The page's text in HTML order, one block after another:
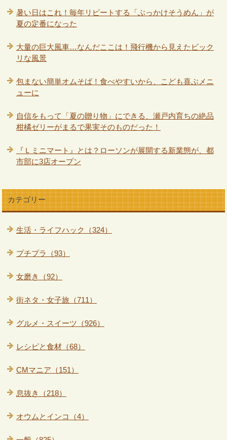
暑い日はこれ！毎年リピートする「ぶっかけそうめん」が
夏の定番になった
大量の巨大風車…なんだここは！飛行機から見えたビック
リな風景
包まない簡単オムそば！食べやすいから、こども喜ぶメニ
ューに
自信をもって「夏の贈り物」にできる、瀬戸内育ちの絶品
柑橘ゼリーがまるで果実そのものだった！
『Ｌミニマート』とは？ローソンが展開する新業態が、都
市部に3店オープン
カテゴリー
生活・ライフハック（324）
プチプラ（93）
女磨き（92）
街ネタ・女子旅（711）
グルメ・スイーツ（926）
レシピと食材（68）
CMマニア（151）
息抜き（218）
オウムとインコ（4）